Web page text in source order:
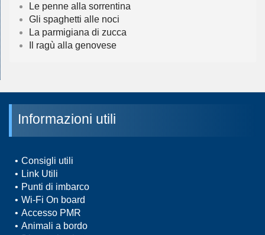
Le penne alla sorrentina
Gli spaghetti alle noci
La parmigiana di zucca
Il ragù alla genovese
Informazioni utili
Consigli utili
Link Utili
Punti di imbarco
Wi-Fi On board
Accesso PMR
Animali a bordo